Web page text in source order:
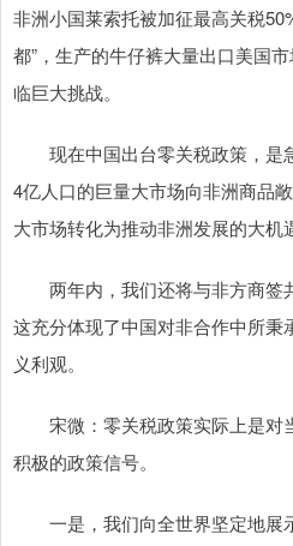
非洲小国莱索托被加征最高关税
都”，生产的牛仔裤大量出口美国
临巨大挑战。
现在中国出台零关税政策，是
4亿人口的巨量大市场向非洲商品
大市场转化为推动非洲发展的大机
两年内，我们还将与非方商签
这充分体现了中国对非合作中所秉
义利观。
宋微：零关税政策实际上是对
积极的政策信号。
一是，我们向全世界坚定地展